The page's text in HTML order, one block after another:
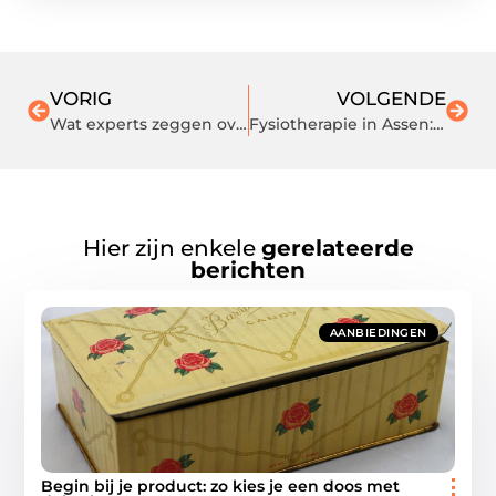
VORIG
Wat experts zeggen over de toekomst van evenementenbeveiliging
VOLGENDE
Fysiotherapie in Assen: Herstel en Gezondheid met Fysio Pro Active
Hier zijn enkele gerelateerde
berichten
AANBIEDINGEN
Begin bij je product: zo kies je een doos met